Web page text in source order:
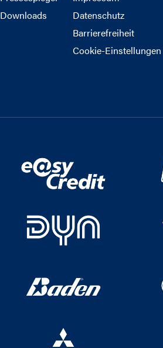
Downloads
Datenschutz
Barrierefreiheit
Cookie-Einstellungen